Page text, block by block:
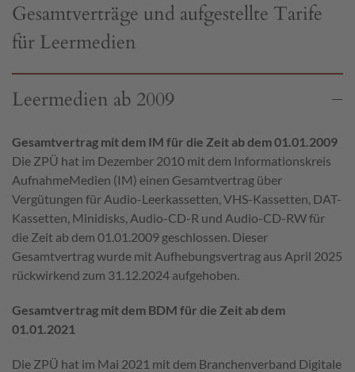
Gesamtverträge und aufgestellte Tarife
für Leermedien
Leermedien ab 2009
Gesamtvertrag mit dem IM für die Zeit ab dem 01.01.2009
Die ZPÜ hat im Dezember 2010 mit dem Informationskreis
AufnahmeMedien (IM) einen Gesamtvertrag über
Vergütungen für Audio-Leerkassetten, VHS-Kassetten, DAT-
Kassetten, Minidisks, Audio-CD-R und Audio-CD-RW für
die Zeit ab dem 01.01.2009 geschlossen. Dieser
Gesamtvertrag wurde mit Aufhebungsvertrag aus April 2025
rückwirkend zum 31.12.2024 aufgehoben.
Gesamtvertrag mit dem BDM für die Zeit ab dem
01.01.2021
Die ZPÜ hat im Mai 2021 mit dem Branchenverband Digitale